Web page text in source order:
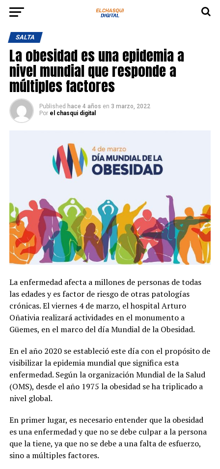
SALTA
La obesidad es una epidemia a
nivel mundial que responde a
múltiples factores
Published hace 4 años en 3 marzo, 2022
Por el chasqui digital
La enfermedad afecta a millones de personas de todas
las edades y es factor de riesgo de otras patologías
crónicas. El viernes 4 de marzo, el hospital Arturo
Oñativia realizará actividades en el monumento a
Güemes, en el marco del día Mundial de la Obesidad.
En el año 2020 se estableció este día con el propósito de
visibilizar la epidemia mundial que significa esta
enfermedad. Según la organización Mundial de la Salud
(OMS), desde el año 1975 la obesidad se ha triplicado a
nivel global.
En primer lugar, es necesario entender que la obesidad
es una enfermedad y que no se debe culpar a la persona
que la tiene, ya que no se debe a una falta de esfuerzo,
sino a múltiples factores.